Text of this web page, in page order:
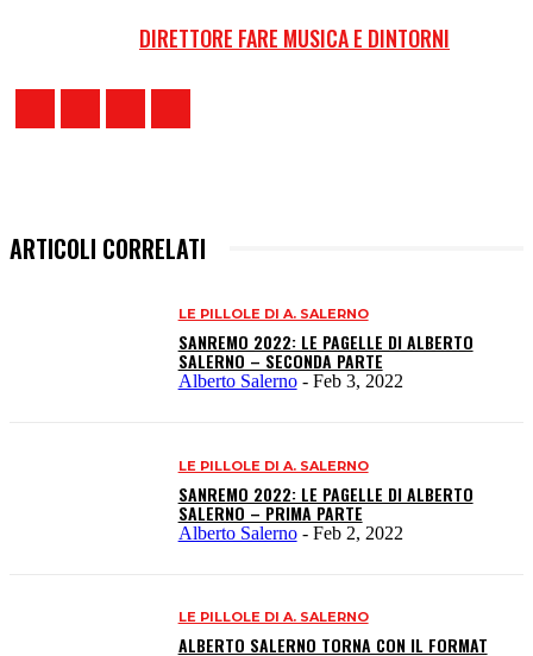
DIRETTORE FARE MUSICA E DINTORNI
ARTICOLI CORRELATI
LE PILLOLE DI A. SALERNO
SANREMO 2022: LE PAGELLE DI ALBERTO
SALERNO – SECONDA PARTE
Alberto Salerno - Feb 3, 2022
LE PILLOLE DI A. SALERNO
SANREMO 2022: LE PAGELLE DI ALBERTO
SALERNO – PRIMA PARTE
Alberto Salerno - Feb 2, 2022
LE PILLOLE DI A. SALERNO
ALBERTO SALERNO TORNA CON IL FORMAT